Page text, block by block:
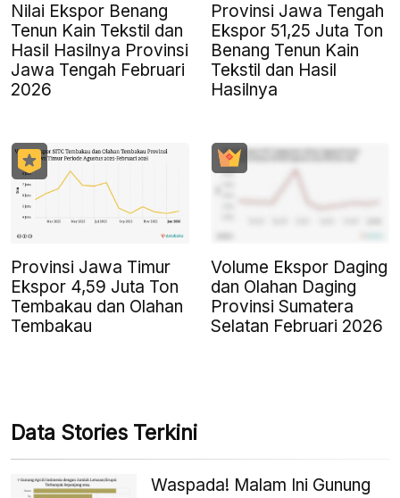
Nilai Ekspor Benang
Tenun Kain Tekstil dan
Hasil Hasilnya Provinsi
Jawa Tengah Februari
2026
Provinsi Jawa Tengah
Ekspor 51,25 Juta Ton
Benang Tenun Kain
Tekstil dan Hasil
Hasilnya
Provinsi Jawa Timur
Ekspor 4,59 Juta Ton
Tembakau dan Olahan
Tembakau
Volume Ekspor Daging
dan Olahan Daging
Provinsi Sumatera
Selatan Februari 2026
Data Stories Terkini
Waspada! Malam Ini Gunung